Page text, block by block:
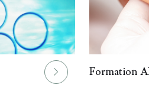
06. Formation